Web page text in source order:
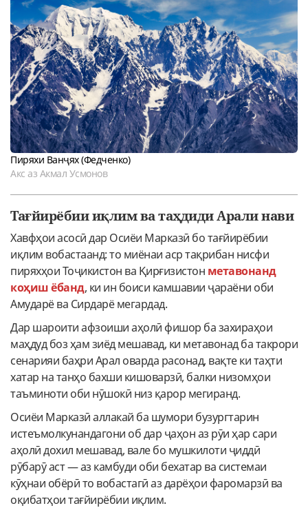
Пиряхи Ванҷях (Федченко)
Акс аз Акмал Усмонов
Тағйирёбии иқлим ва таҳдиди Арали нави
Хавфҳои асосӣ дар Осиёи Марказӣ бо тағйирёбии
иқлим вобастаанд: то миёнаи аср тақрибан нисфи
пиряхҳои Тоҷикистон ва Қирғизистон метавонанд
коҳиш ёбанд, ки ин боиси камшавии ҷараёни оби
Амударё ва Сирдарё мегардад.
Дар шароити афзоиши аҳолӣ фишор ба захираҳои
маҳдуд боз ҳам зиёд мешавад, ки метавонад ба такрори
сенарияи баҳри Арал оварда расонад, вақте ки таҳти
хатар на танҳо бахши кишоварзӣ, балки низомҳои
таъминоти оби нӯшокӣ низ қарор мегиранд.
Осиёи Марказӣ аллакай ба шумори бузургтарин
истеъмолкунандагони об дар ҷаҳон аз рӯи ҳар сари
аҳолӣ дохил мешавад, вале бо мушкилоти ҷиддӣ
рӯбарӯ аст — аз камбуди оби бехатар ва системаи
кӯҳнаи обёрӣ то вобастагӣ аз дарёҳои фаромарзӣ ва
оқибатҳои тағйирёбии иқлим.